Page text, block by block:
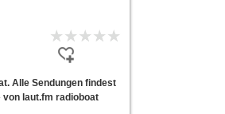
Alle Sendungen findest
von laut.fm radioboat